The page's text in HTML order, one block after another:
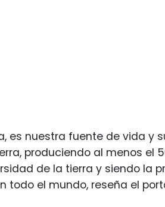
es nuestra fuente de vida y
produciendo al menos el
de la tierra y siendo la
el mundo, reseña el